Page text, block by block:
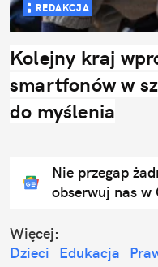
REDAKCJA
Kolejny kraj
smartfonów w
do myślenia
Nie przegap
obserwuj nas w
Więcej:
Dzieci
Edukacja